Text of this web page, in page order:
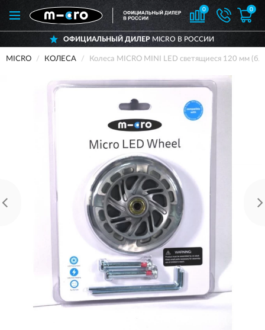
0 0
ОФИЦИАЛЬНЫЙ ДИЛЕР MICRO В РОССИИ
MICRO КОЛЕСА Колеса MICRO MINI LED светящиеся 120 мм